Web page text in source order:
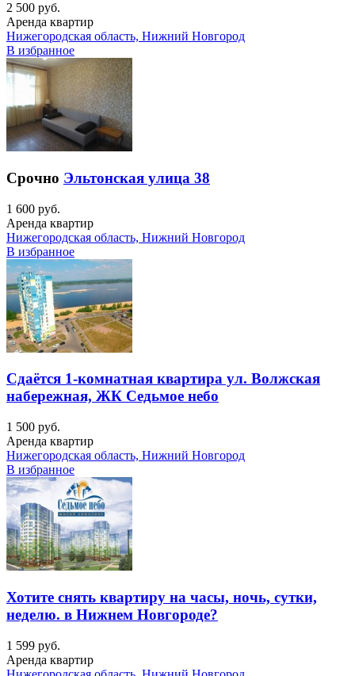
2 500 руб.
Аренда квартир
Нижегородская область, Нижний Новгород
В избранное
Срочно Эльтонская улица 38
1 600 руб.
Аренда квартир
Нижегородская область, Нижний Новгород
В избранное
Сдаётся 1-комнатная квартира ул. Волжская
набережная, ЖК Седьмое небо
1 500 руб.
Аренда квартир
Нижегородская область, Нижний Новгород
В избранное
Хотите снять квартиру на часы, ночь, сутки,
неделю. в Нижнем Новгороде?
1 599 руб.
Аренда квартир